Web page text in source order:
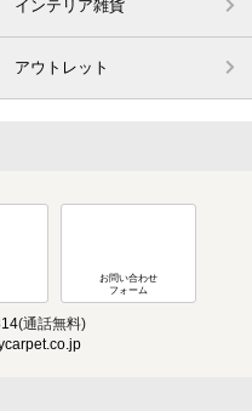
インテリア雑貨
アウトレット
お問い合わせ
フォーム
(通話無料)